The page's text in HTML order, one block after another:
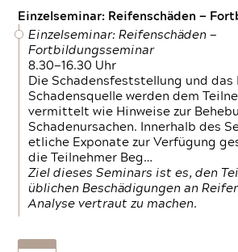
Einzelseminar: Reifenschäden —
Einzelseminar: Reifenschäden —
Fortbildungsseminar
8.30—16.30 Uhr
Die Schadensfeststellung und das
Schadensquelle werden dem
vermittelt wie Hinweise zur
Schadenursachen. Innerhalb des
etliche Exponate zur Verfügung
die Teilnehmer Beg…
Ziel dieses Seminars ist es, den
üblichen Beschädigungen an
Analyse vertraut zu machen.